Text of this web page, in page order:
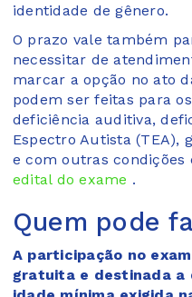
identidade de gênero.
O prazo vale também
necessitar de
marcar a opção no ato
podem ser feitas para
deficiência auditiva,
Espectro Autista (TEA),
e com outras condições
edital do exame .
Quem pode
A participação no
gratuita e destinada a